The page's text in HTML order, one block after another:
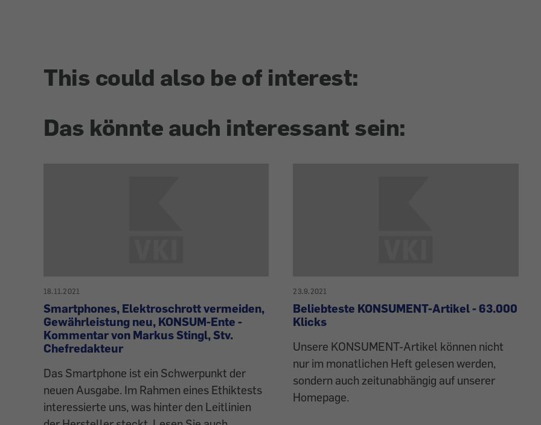
This could also be of interest:
Das könnte auch interessant sein:
18.11.2021
Smartphones, Elektroschrott vermeiden,
Gewährleistung neu, KONSUM-Ente -
Kommentar von Markus Stingl, Stv.
Chefredakteur
Das Smartphone ist ein Schwerpunkt der
neuen Ausgabe. Im Rahmen eines Ethiktests
interessierte uns, was hinter den Leitlinien
23.9.2021
Beliebteste KONSUMENT-Artikel - 63.000
Klicks
Unsere KONSUMENT-Artikel können nicht
nur im monatlichen Heft gelesen werden,
sondern auch zeitunabhängig auf unserer
Homepage.